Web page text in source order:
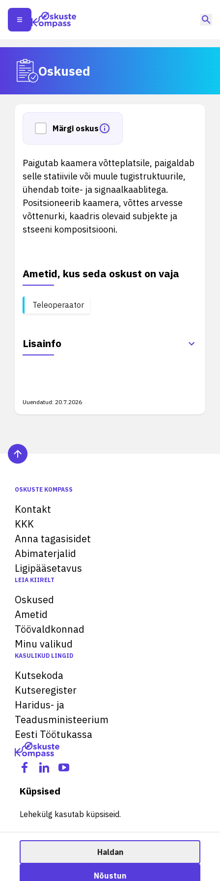
Oskused
Märgi oskus
Paigutab kaamera võtteplatsile, paigaldab
selle statiivile või muule tugistruktuurile,
ühendab toite- ja signaalkaablitega.
Positsioneerib kaamera, võttes arvesse
võttenurki, kaadris olevaid subjekte ja
stseeni kompositsiooni.
Ametid, kus seda oskust on vaja
Teleoperaator
Lisainfo
Uuendatud: 20.7.2026
Ametisoovitaja
OSKUSTE KOMPASS
Kontakt
KKK
Anna tagasisidet
Abimaterjalid
Ligipääsetavus
LEIA KIIRELT
Oskused
Ametid
Töövaldkonnad
Minu valikud
KASULIKUD LINGID
Kutsekoda
Kutseregister
Haridus- ja
Teadusministeerium
Eesti Töötukassa
Küpsised
Lehekülg kasutab küpsiseid.
Haldan
Nõustun